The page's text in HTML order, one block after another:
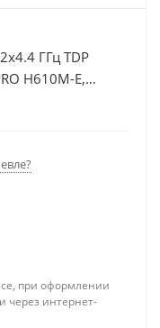
ГГц TDP
H610M-E,
DDR4 8Gb,
при оформлении
через интернет-